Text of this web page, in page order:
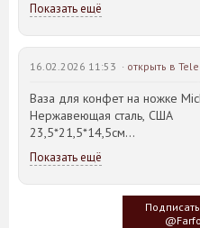
Показать ещё
16.02.2026 11:53 · открыть в
Ваза для конфет на ножке
Нержавеющая сталь, США
23,5*21,5*14,5см
Идея такого дизайна
создателю, когда он
у которого растут двойные
Показать ещё